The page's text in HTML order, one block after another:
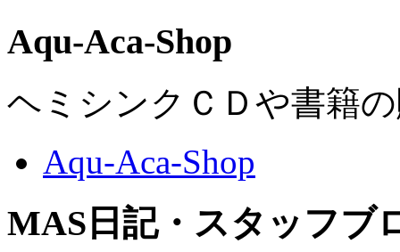
Aqu-Aca-Shop
ヘミシンクＣＤや書籍
Aqu-Aca-Shop
MAS日記・スタッフブ